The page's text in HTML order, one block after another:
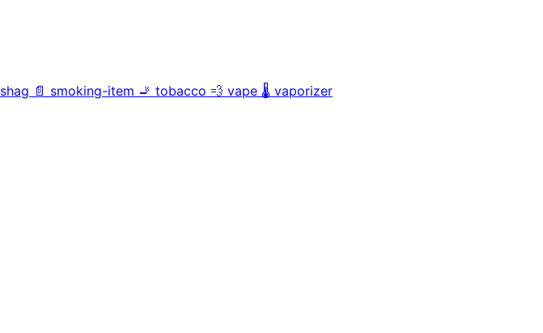
shag 📄 smoking-item 🚬 tobacco 💨 vape 🌡️ vaporizer